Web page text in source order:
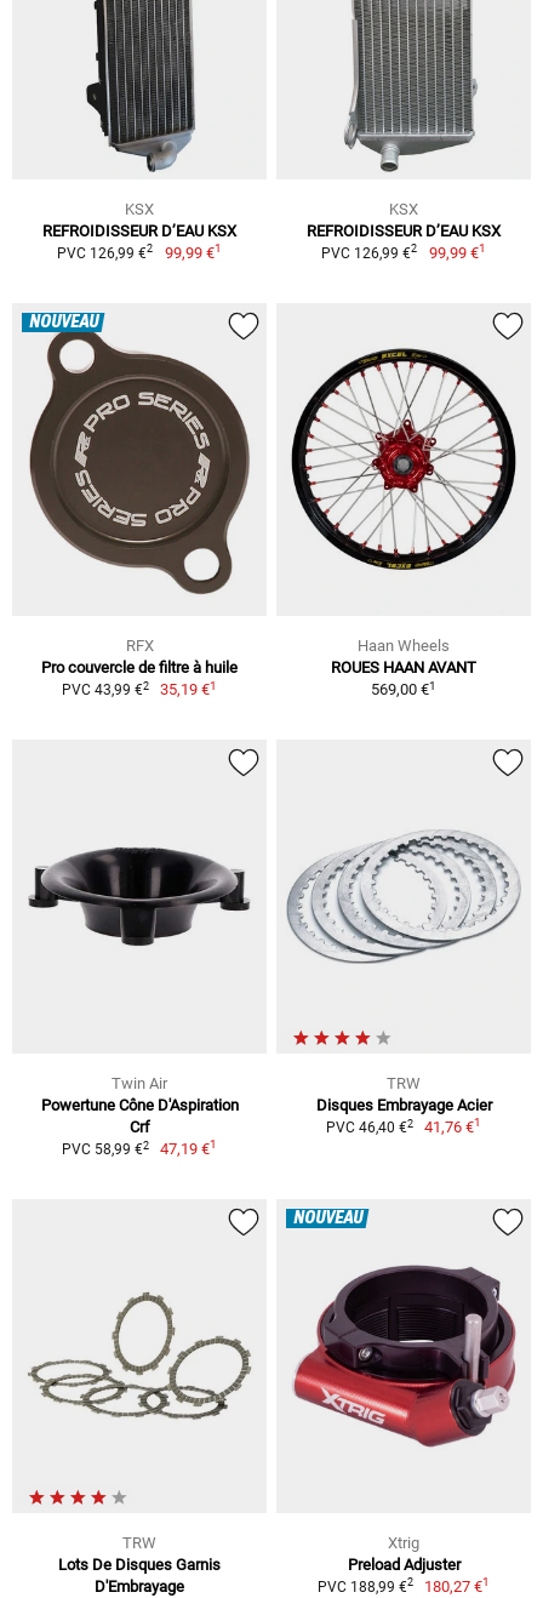
KSX
REFROIDISSEUR D’EAU KSX
PVC 126,99 €2 99,99 €1
KSX
REFROIDISSEUR D’EAU KSX
PVC 126,99 €2 99,99 €1
NOUVEAU
RFX
Pro couvercle de filtre à huile
PVC 43,99 €2 35,19 €1
Haan Wheels
ROUES HAAN AVANT
569,00 €1
Twin Air
Powertune Cône D'Aspiration
Crf
PVC 58,99 €2 47,19 €1
TRW
Disques Embrayage Acier
PVC 46,40 €2 41,76 €1
TRW
Lots De Disques Garnis
D'Embrayage
NOUVEAU
Xtrig
Preload Adjuster
PVC 188,99 €2 180,27 €1